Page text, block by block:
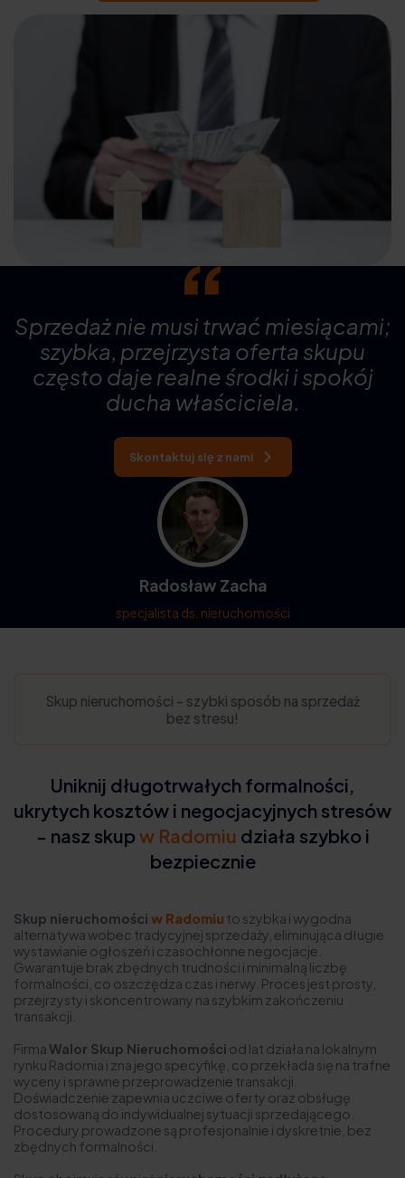
Sprzedaż nie musi trwać miesiącami;
szybka, przejrzysta oferta skupu
często daje realne środki i spokój
ducha właściciela.
Skontaktuj się z nami
Radosław Zacha
specjalista ds. nieruchomości
Uniknij długotrwałych formalności,
ukrytych kosztów i negocjacyjnych stresów
- nasz skup w Radomiu działa szybko i
bezpiecznie
Skup nieruchomości - szybki sposób na sprzedaż
bez stresu!
Skup nieruchomości w Radomiu to szybka i wygodna
alternatywa wobec tradycyjnej sprzedaży, eliminująca długie
wystawianie ogłoszeń i czasochłonne negocjacje.
Gwarantuje brak zbędnych trudności i minimalną liczbę
formalności, co oszczędza czas i nerwy. Proces jest prosty,
przejrzysty i skoncentrowany na szybkim zakończeniu
transakcji.
FirmaWalor Skup Nieruchomości od lat działa na lokalnym
rynku Radomia i zna jego specyfikę, co przekłada się na trafne
wyceny i sprawne przeprowadzenie transakcji.
Doświadczenie zapewnia uczciwe oferty oraz obsługę
dostosowaną do indywidualnej sytuacji sprzedającego.
Procedury prowadzone są profesjonalnie i dyskretnie, bez
zbędnych formalności.